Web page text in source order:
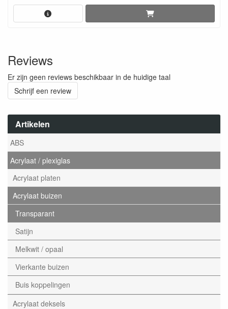
Artikelen
ABS
Acrylaat / plexiglas
Acrylaat platen
Acrylaat buizen
Transparant
Satijn
Melkwit / opaal
Vierkante buizen
Buis koppelingen
Acrylaat deksels
Reviews
Er zijn geen reviews beschikbaar in de huidige taal
Schrijf een review